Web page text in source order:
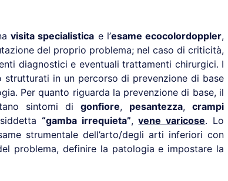
visita specialistica e l’esame ecocolordoppler,
del proprio problema; nel caso di criticità,
diagnostici e eventuali trattamenti chirurgici. I
strutturati in un percorso di prevenzione di base
Per quanto riguarda la prevenzione di base, il
sintomi di gonfiore, pesantezza, crampi
“gamba irrequieta”,vene varicose. Lo
strumentale dell’arto/degli arti inferiori con
problema, definire la patologia e impostare la